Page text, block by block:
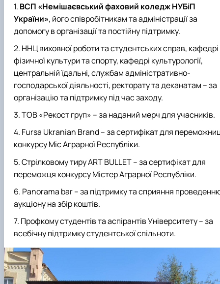
ВСП «Немішаєвський фаховий коледж НУБіП
України», його співробітникам та адміністрації за
допомогу в організації та постійну підтримку.
ННЦ виховної роботи та студентських справ, кафедрі
фізичної культури та спорту, кафедрі культурології,
центральній їдальні, службам адміністративно-
господарської діяльності, ректорату та деканатам – за
організацію та підтримку під час заходу.
ТОВ «Рекост груп» – за наданий мерч для учасників.
Fursa Ukranian Brand – за сертифікат для
конкурсу Міс Аграрної Республіки.
Стрілковому тиру ART BULLET – за сертифікат для
переможця конкурсу Містер Аграрної Республіки.
Panorama bar – за підтримку та сприяння
аукціону на збір коштів.
Профкому студентів та аспірантів Університету – за
всебічну підтримку студентської спільноти.